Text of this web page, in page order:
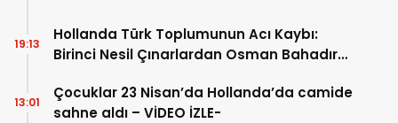
Hollanda Türk Toplumunun Acı Kaybı:
Birinci Nesil Çınarlardan Osman Bahadır
19:13
Çocuklar 23 Nisan’da Hollanda’da camide
sahne aldı – VİDEO İZLE-
13:01